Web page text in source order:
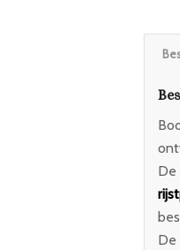
De
De